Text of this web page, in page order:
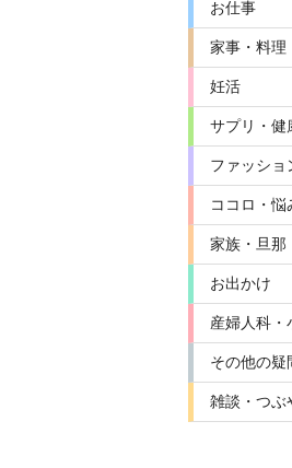
お仕事
家事・料理
妊活
サプリ・健
ファッショ
ココロ・悩
家族・旦那
お出かけ
産婦人科・
その他の疑
雑談・つぶ